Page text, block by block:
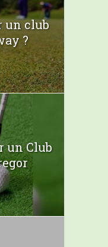
un club
?
un Club